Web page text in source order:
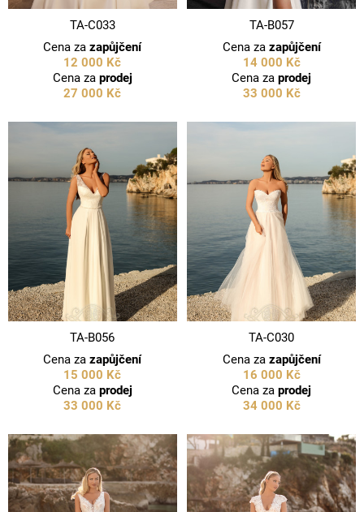
TA-C033
Cena zazapůjčení
12 000 Kč
Cena za prodej
27 000 Kč
TA-B057
Cena za zapůjčení
14 000 Kč
Cena zaprodej
33 000 Kč
TA-B056
Cena zazapůjčení
15 000 Kč
Cena za prodej
33 000 Kč
TA-C030
Cena za zapůjčení
16 000 Kč
Cena zaprodej
34 000 Kč